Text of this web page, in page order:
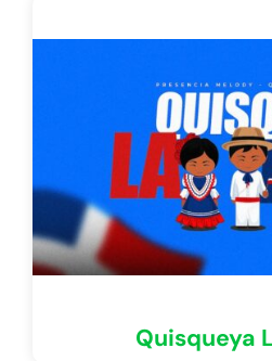
Quisqueya